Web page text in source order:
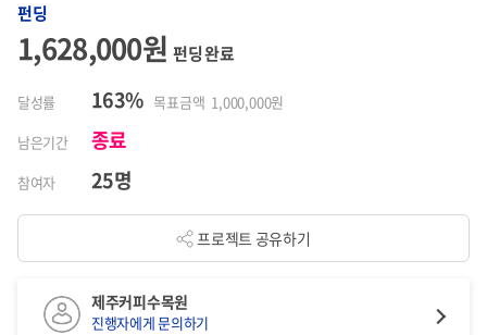
펀딩
1,628,000원펀딩 완료
달성률 163% 목표금액 1,000,000원
남은기간
종료
참여자 25명
프로젝트 공유하기
제주커피수목원
진행자에게 문의하기